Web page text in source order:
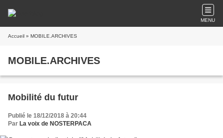
MENU
Accueil » MOBILE.ARCHIVES
MOBILE.ARCHIVES
Mobilité du futur
Publié le 18/12/2018 à 20:44
Par La voix de NOSTERPACA